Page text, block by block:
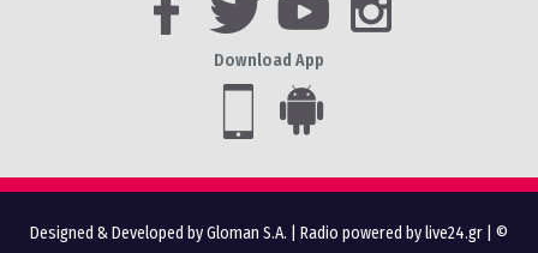
Download App
Designed & Developed by Gloman S.A. Radio powered by live24.gr | ©